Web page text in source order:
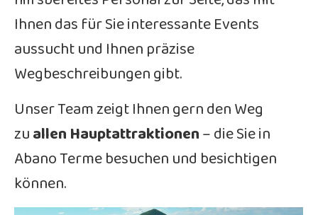
Ihnen das für Sie interessante Events
aussucht und Ihnen präzise
Wegbeschreibungen gibt.
Unser Team zeigt Ihnen gern den Weg
zuallen Hauptattraktionen– die Sie in
Abano Terme besuchen und besichtigen
können.